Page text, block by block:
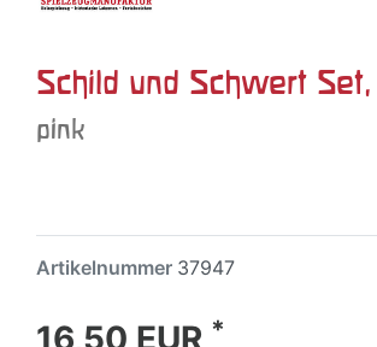
Schild und Schwert
pink
Artikelnummer 37947
16,50 EUR *